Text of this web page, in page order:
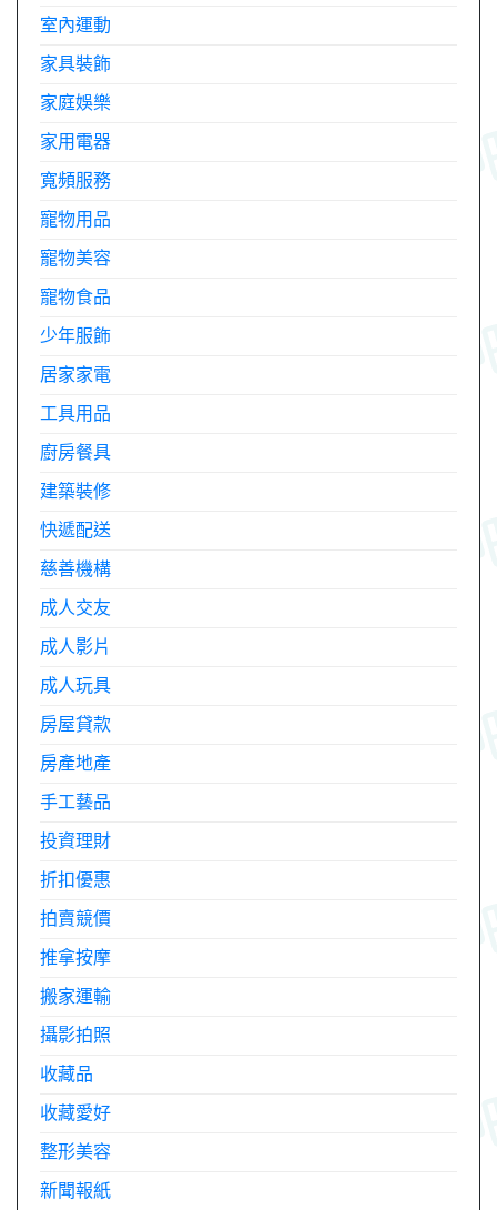
室內運動
家具裝飾
家庭娛樂
家用電器
寬頻服務
寵物用品
寵物美容
寵物食品
少年服飾
居家家電
工具用品
廚房餐具
建築裝修
快遞配送
慈善機構
成人交友
成人影片
成人玩具
房屋貸款
房產地產
手工藝品
投資理財
折扣優惠
拍賣競價
推拿按摩
搬家運輸
攝影拍照
收藏品
收藏愛好
整形美容
新聞報紙